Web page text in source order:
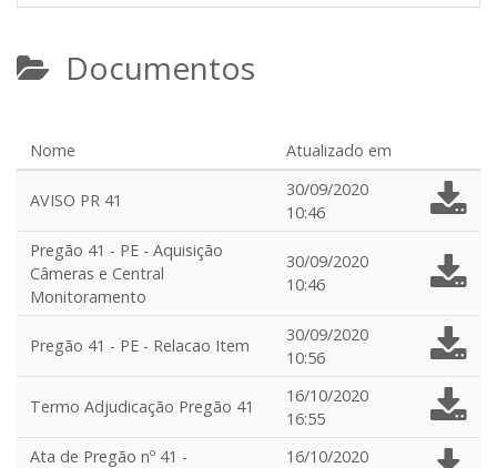
Documentos
Nome Atualizado em
AVISO PR 41
30/09/2020
10:46
Pregão 41 - PE - Aquisição
Câmeras e Central
Monitoramento
30/09/2020
10:46
Pregão 41 - PE - Relacao Item
30/09/2020
10:56
Termo Adjudicação Pregão 41
16/10/2020
16:55
Ata de Pregão nº 41 -
16/10/2020